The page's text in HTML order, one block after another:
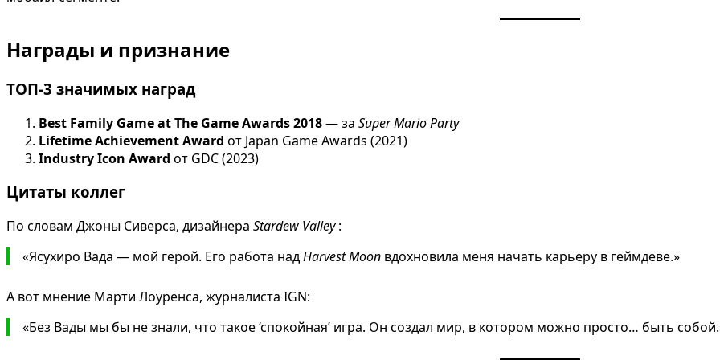
Награды и признание
ТОП-3 значимых наград
Best Family Game at The Game Awards 2018— за Super Mario Party
Lifetime Achievement Award от Japan Game Awards (2021)
Industry Icon Award от GDC (2023)
Цитаты коллег
По словам Джоны Сиверса, дизайнера Stardew Valley:
«Ясухиро Вада — мой герой. Его работа надHarvest Moon вдохновила меня начать карьеру в геймдеве.»
А вот мнение Марти Лоуренса, журналиста IGN:
«Без Вады мы бы не знали, что такое ‘спокойная’ игра. Он создал мир, в котором можно просто… быть